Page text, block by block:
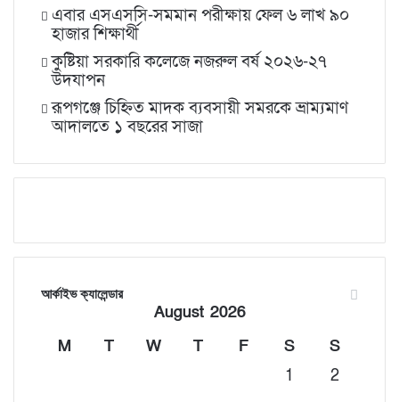
এবার এসএসসি-সমমান পরীক্ষায় ফেল ৬ লাখ ৯০
হাজার শিক্ষার্থী
কুষ্টিয়া সরকারি কলেজে নজরুল বর্ষ ২০২৬-২৭
উদযাপন
রূপগঞ্জে চিহ্নিত মাদক ব্যবসায়ী সমরকে ভ্রাম্যমাণ
আদালতে ১ বছরের সাজা
আর্কাইভ ক্যালেন্ডার
August 2026
M
T W T F S
S
1
2